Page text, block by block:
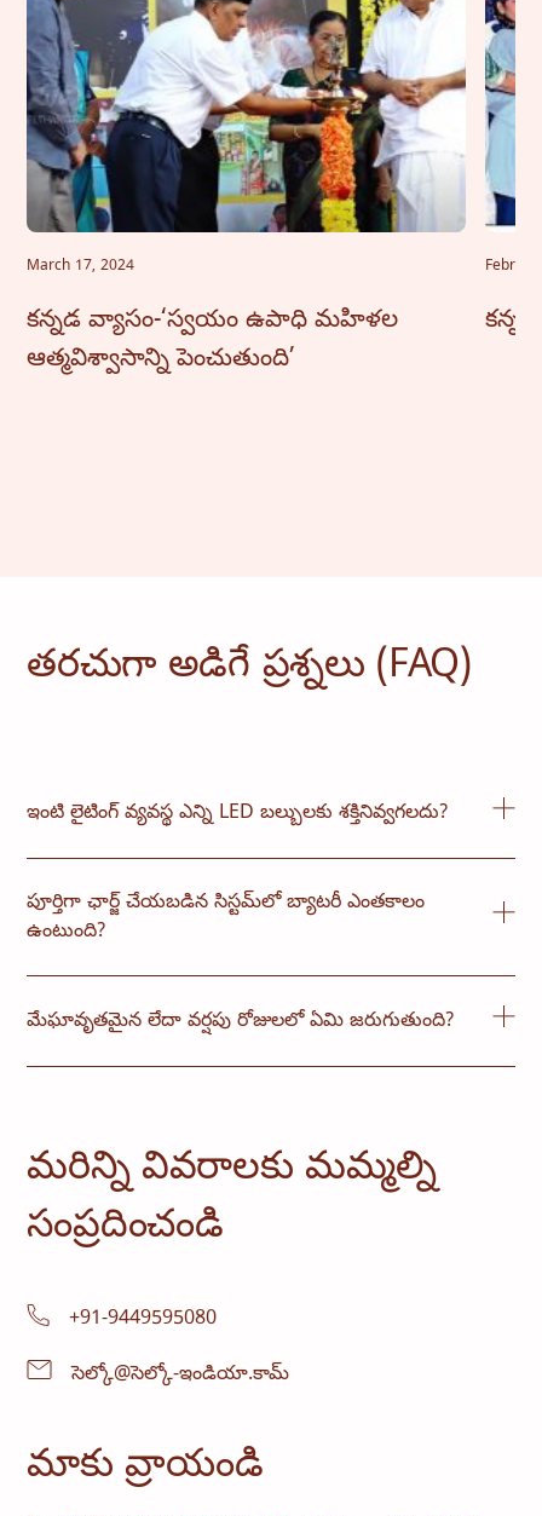
March 17, 2024
కన్నడ వ్యాసం-‘స్వయం ఉపాధి మహిళల
ఆత్మవిశ్వాసాన్ని పెంచుతుంది’
తరచుగా అడిగే ప్రశ్నలు (FAQ)
ఇంటి లైటింగ్ వ్యవస్థ ఎన్ని LED బల్బులకు శక్తినివ్వగలదు?
6 LED బల్బులకు శక్తినివ్వగలదు మరియు కొన్నిసార్లు ఫ్యాన్‌కు
కూడా శక్తినివ్వగలదు.
పూర్తిగా ఛార్జ్ చేయబడిన సిస్టమ్‌లో బ్యాటరీ ఎంతకాలం
ఉంటుంది?
చేయబడిన ఉపకరణాల సంఖ్యను బట్టి 6 నుండి 12 గంటల వరకు
మేఘావృతమైన లేదా వర్షపు రోజులలో ఏమి జరుగుతుంది?
మరిన్ని వివరాలకు మమ్మల్ని
సంప్రదించండి
+91-9449595080
సెల్కో@సెల్కో-ఇండియా.కామ్
మాకు వ్రాయండి